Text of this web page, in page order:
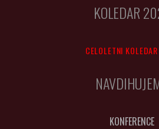
KOLEDAR
CELOLETNI
KONFERENCE